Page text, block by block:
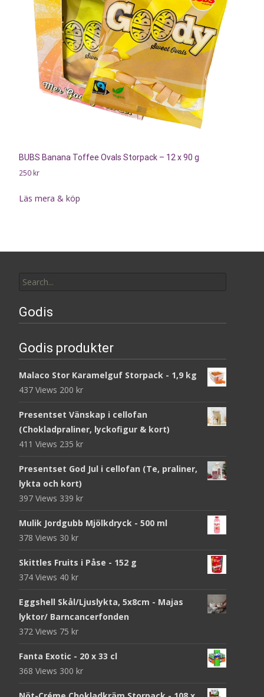
BUBS Banana Toffee Ovals Storpack – 12 x 90 g
250 kr
Läs mera & köp
for:
Godis
Godis produkter
Malaco Stor Karamelguf Storpack - 1,9 kg
437 Views 200 kr
Presentset Vänskap i cellofan
(Chokladpraliner, lyckofigur & kort)
411 Views 235 kr
Presentset God Jul i cellofan (Te, praliner,
lykta och kort)
397 Views 339 kr
Mulik Jordgubb Mjölkdryck - 500 ml
378 Views 30 kr
Skittles Fruits i Påse - 152 g
374 Views 40 kr
Eggshell Skål/Ljuslykta, 5x8cm - Majas
lyktor/ Barncancerfonden
372 Views 75 kr
Fanta Exotic - 20 x 33 cl
368 Views 300 kr